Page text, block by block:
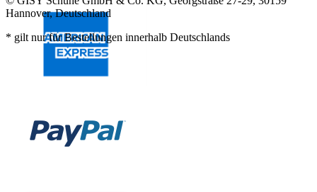
Hannover, Deutschland
* gilt nur für Bestellungen innerhalb Deutschlands